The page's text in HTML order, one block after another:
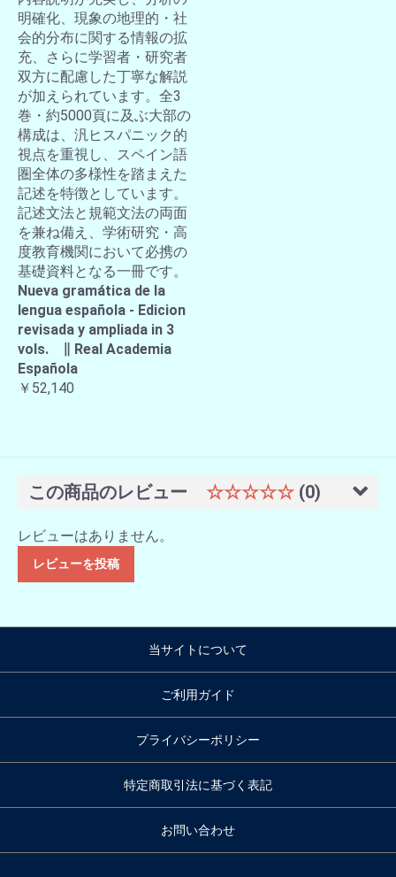
明確化、現象の地理的・社
会的分布に関する情報の拡
充、さらに学習者・研究者
双方に配慮した丁寧な解説
が加えられています。全3
巻・約5000頁に及ぶ大部の
構成は、汎ヒスパニック的
視点を重視し、スペイン語
圏全体の多様性を踏まえた
記述を特徴としています。
記述文法と規範文法の両面
を兼ね備え、学術研究・高
度教育機関において必携の
基礎資料となる一冊です。
Nueva gramática de la
lengua española - Edicion
revisada y ampliada in 3
vols. ∥ Real Academia
Española
￥52,140
この商品のレビュー ☆☆☆☆☆ (0)
レビューはありません。
レビューを投稿
当サイトについて
ご利用ガイド
プライバシーポリシー
特定商取引法に基づく表記
お問い合わせ